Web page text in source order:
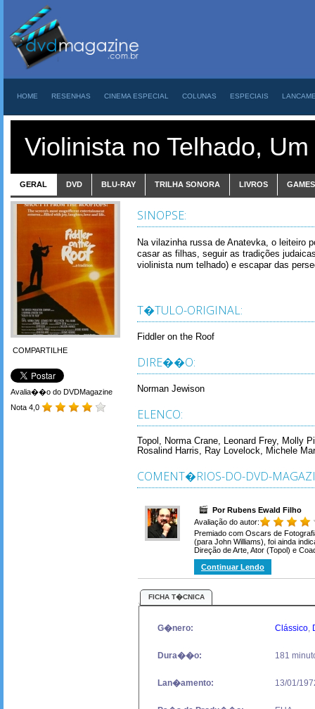
HOME RESENHAS CINEMA ESPECIAL COLUNAS ESPECIAIS
Violinista no Telhado, Um
GERAL DVD BLU-RAY TRILHA SONORA LIVROS GAMES
COMPARTILHE
Avalia��o do DVDMagazine
Nota 4,0
SINOPSE:
Na vilazinha russa de Anatevka, o leiteiro
casar as filhas, seguir as tradições
violinista num telhado) e escapar das
T�TULO-ORIGINAL:
Fiddler on the Roof
DIRE��O:
Norman Jewison
ELENCO:
Topol, Norma Crane, Leonard Frey, Molly
Rosalind Harris, Ray Lovelock, Michele
COMENT�RIOS-DO-DVD-
Por Rubens Ewald Filho
Avaliação do autor:
Premiado com Oscars de
(para John Williams), foi ainda
Direção de Arte, Ator (Topol) e
Continuar Lendo
FICHA T�CNICA
G�nero: Clássico,
Dura��o: 181
Lan�amento: 13/01/